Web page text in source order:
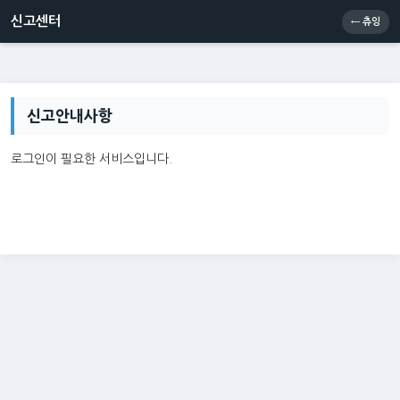
신고센터 메인
신고센터 ← 츄잉
신고안내사항
로그인이 필요한 서비스입니다.